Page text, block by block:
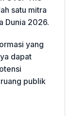
satu mitra
Dunia 2026.
yang
dapat
publik